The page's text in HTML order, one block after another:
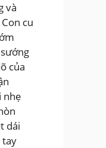
và
cu
của
nhẹ
dái
tay